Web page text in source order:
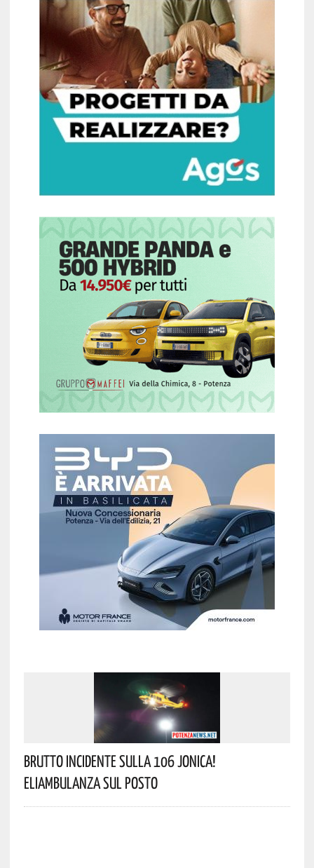
Brutto Incidente Sulla 106 Jonica!
Eliambulanza Sul Posto